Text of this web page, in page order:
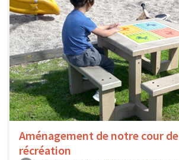
Aménagement de notre cour de
récréation